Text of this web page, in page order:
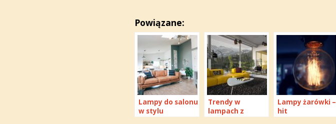
Powiązane:
Lampy do salonu
w stylu
eklektycznym –
Trendy w
lampach z
abażurami – co
Lampy żarówki –
hit
nowoczesnego